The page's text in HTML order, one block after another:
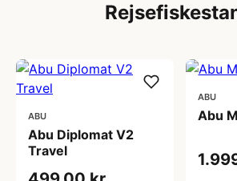
ABU
Abu Diplomat V2
Travel
ABU
Abu